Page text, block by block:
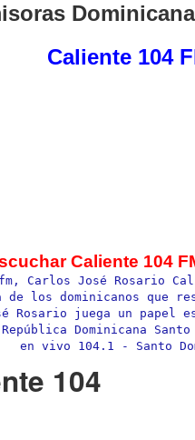
Caliente 104
Caliente 104
Carlos José Rosario
los dominicanos que
Rosario juega un papel
Dominicana
en vivo 104.1 - Santo
104